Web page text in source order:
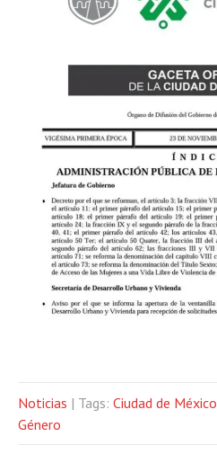
Noticias | Tags: Ciudad de México
Género